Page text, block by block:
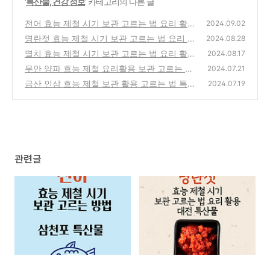
전어 효능 제철 시기 보관 고르는 법 요리 활용
삼천포 특산물
(12)
2024.09.02
명란젓 효능 제철 시기 보관 고르는 법 요리 활
용 대전 특산물
(1)
2024.08.28
멸치 효능 제철 시기 보관 고르는 법 요리 활용
경남 거제 특산물
(0)
2024.08.17
무안 양파 효능 제철 요리활용 보관 고르는 법
특산물 특징
(2)
2024.07.21
금산 인삼 효능 제철 보관 활용 고르는 법 특산
2024.07.19
관련글